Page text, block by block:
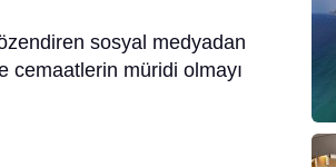
sosyal medyadan
cemaatlerin müridi olmayı